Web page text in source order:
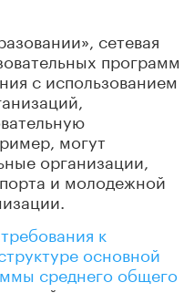
сетевая
программ
с использованием
могут
организации,
и молодежной
требования к
основной
среднего общего